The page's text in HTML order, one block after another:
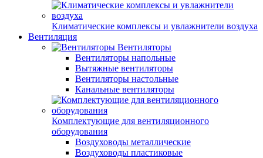
Климатические комплексы и увлажнители воздуха
Вентиляция
Вентиляторы
Вентиляторы напольные
Вытяжные вентиляторы
Вентиляторы настольные
Канальные вентиляторы
Комплектующие для вентиляционного
оборудования
Воздуховоды металлические
Воздуховоды пластиковые